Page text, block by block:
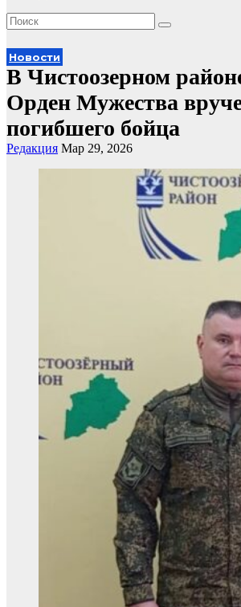
Новости
В Чистоозерном
Орден Мужества
погибшего бойца
Редакция Мар 29, 2026